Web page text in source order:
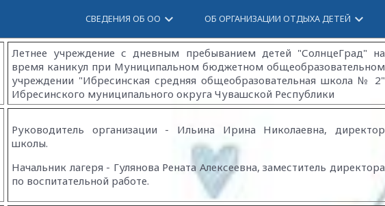
СВЕДЕНИЯ ОБ ОО keyboard_arrow_down ОБ ОРГАНИЗАЦИИ ОТДЫХА ДЕТЕЙ keyboard_arrow_down
Летнее учреждение с дневным пребыванием детей "СолнцеГрад" на
время каникул при Муниципальном бюджетном общеобразовательном
учреждении "Ибресинская средняя общеобразовательная школа № 2"
Ибресинского муниципального округа Чувашской Республики
Руководитель организации - Ильина Ирина Николаевна, директор
школы.
Начальник лагеря - Гулянова Рената Алексеевна, заместитель директора
по воспитательной работе.